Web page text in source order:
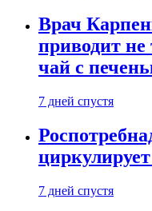
Врач
приводит не
чай с
7 дней спустя
7 дней спустя